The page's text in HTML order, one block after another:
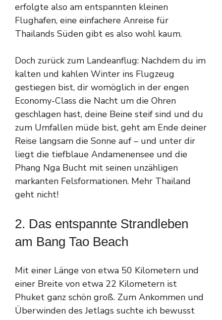
erfolgte also am entspannten kleinen
Flughafen, eine einfachere Anreise für
Thailands Süden gibt es also wohl kaum.
Doch zurück zum Landeanflug: Nachdem du im
kalten und kahlen Winter ins Flugzeug
gestiegen bist, dir womöglich in der engen
Economy-Class die Nacht um die Ohren
geschlagen hast, deine Beine steif sind und du
zum Umfallen müde bist, geht am Ende deiner
Reise langsam die Sonne auf – und unter dir
liegt die tiefblaue Andamenensee und die
Phang Nga Bucht mit seinen unzähligen
markanten Felsformationen. Mehr Thailand
geht nicht!
2. Das entspannte Strandleben
am Bang Tao Beach
Mit einer Länge von etwa 50 Kilometern und
einer Breite von etwa 22 Kilometern ist
Phuket ganz schön groß. Zum Ankommen und
Überwinden des Jetlags suchte ich bewusst